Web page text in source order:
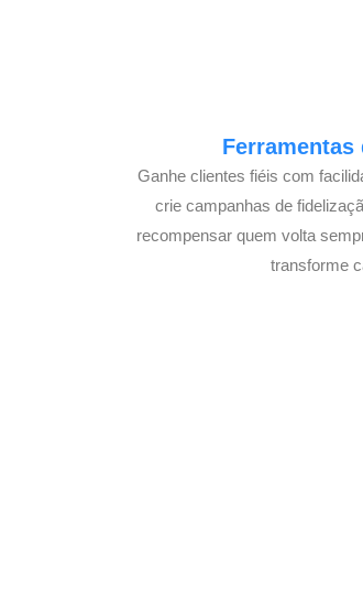
Ferramentas
Ganhe clientes fiéis com
crie campanhas de
recompensar quem volta
transforme